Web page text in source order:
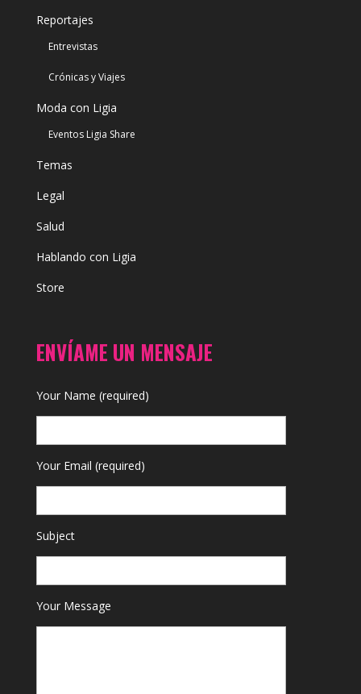
Reportajes
Entrevistas
Crónicas y Viajes
Moda con Ligia
Eventos Ligia Share
Temas
Legal
Salud
Hablando con Ligia
Store
ENVÍAME UN MENSAJE
Your Name (required)
Your Email (required)
Subject
Your Message